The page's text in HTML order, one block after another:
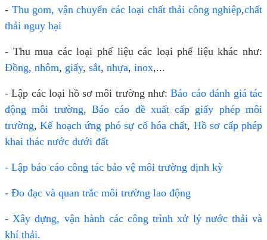
- Thu gom, vận chuyển các loại chất thải công nghiệp,chất
thải nguy hại
- Thu mua các loại phế liệu các loại phế liệu khác như:
Đồng, nhôm, giấy, sắt, nhựa, inox,...
- Lập các loại hồ sơ môi trường như:Báo cáo đánh giá tác
động môi trường, Báo cáo đề xuất cấp giấy phép môi
trường,Kế hoạch ứng phó sự cố hóa chất, Hồ sơ cấp phép
khai thác nước dưới đất
- Lập báo cáo công tác bảo vệ môi trường định kỳ
- Đo đạc và quan trắc môi trường lao động
- Xây dựng, vận hành các công trình xử lý nước thải và
khí thải.